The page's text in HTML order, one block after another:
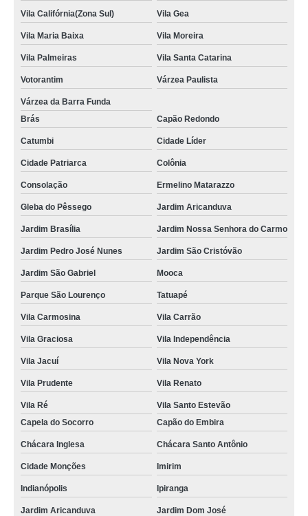
Vila Califórnia(Zona Sul) Vila Gea
Vila Maria Baixa Vila Moreira
Vila Palmeiras Vila Santa Catarina
Votorantim Várzea Paulista
Várzea da Barra Funda
Brás
Capão Redondo
Catumbi Cidade Líder
Cidade Patriarca Colônia
Consolação Ermelino Matarazzo
Gleba do Pêssego Jardim Aricanduva
Jardim Brasília Jardim Nossa Senhora do Carmo
Jardim Pedro José Nunes Jardim São Cristóvão
Jardim São Gabriel Mooca
Parque São Lourenço Tatuapé
Vila Carmosina Vila Carrão
Vila Graciosa Vila Independência
Vila Jacuí Vila Nova York
Vila Prudente Vila Renato
Vila Ré
Vila Santo Estevão
Capela do Socorro
Capão do Embira
Chácara Inglesa Chácara Santo Antônio
Cidade Monções Imirim
Indianópolis Ipiranga
Jardim Aricanduva Jardim Dom José